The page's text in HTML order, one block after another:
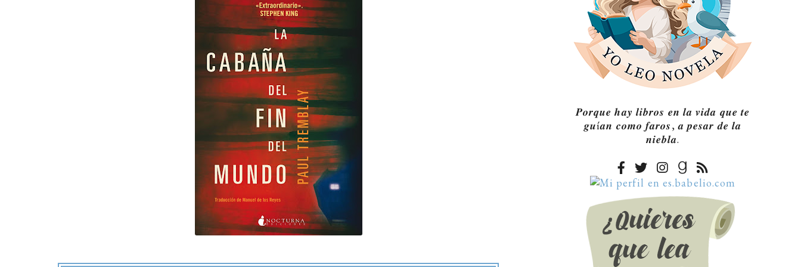
𝑷𝒐𝒓𝒒𝒖𝒆 𝒉𝒂𝒚 𝒍𝒊𝒃𝒓𝒐𝒔 𝒆𝒏 𝒍𝒂 𝒗𝒊𝒅𝒂 𝒒𝒖𝒆 𝒕𝒆
𝒈𝒖í𝒂𝒏 𝒄𝒐𝒎𝒐 𝒇𝒂𝒓𝒐𝒔, 𝒂 𝒑𝒆𝒔𝒂𝒓 𝒅𝒆 𝒍𝒂
𝒏𝒊𝒆𝒃𝒍𝒂.